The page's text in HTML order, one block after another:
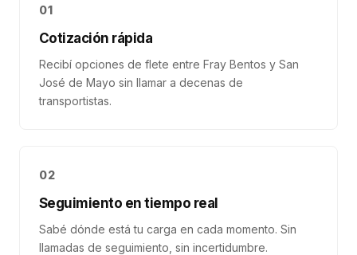
01
Cotización rápida
Recibí opciones de flete entre Fray Bentos y San
José de Mayo sin llamar a decenas de
transportistas.
02
Seguimiento en tiempo real
Sabé dónde está tu carga en cada momento. Sin
llamadas de seguimiento, sin incertidumbre.